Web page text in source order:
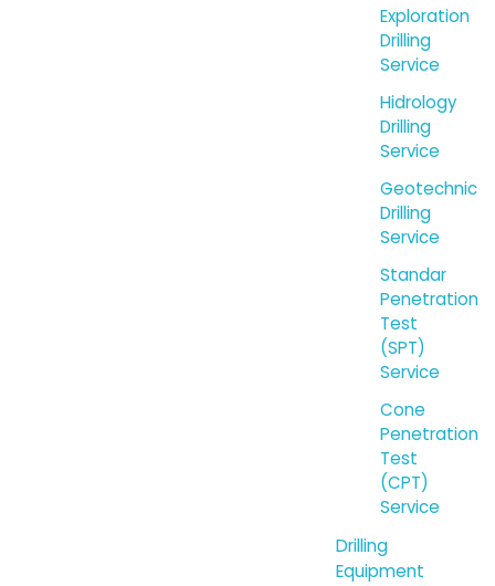
Exploration
Drilling
Service
Hidrology
Drilling
Service
Geotechnic
Drilling
Service
Standar
Penetration
Test
(SPT)
Service
Cone
Penetration
Test
(CPT)
Service
Drilling
Equipment